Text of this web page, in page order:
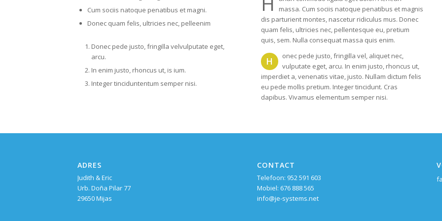
Cum sociis natoque penatibus et magni.
Donec quam felis, ultricies nec, pelleenim
Donec pede justo, fringilla velvulputate eget,
arcu.
In enim justo, rhoncus ut, is ium.
Integer tinciduntentum semper nisi.
massa. Cum sociis natoque penatibus et magnis
dis parturient montes, nascetur ridiculus mus. Donec
quam felis, ultricies nec, pellentesque eu, pretium
quis, sem. Nulla consequat massa quis enim.
H
onec pede justo, fringilla vel, aliquet nec,
vulputate eget, arcu. In enim justo, rhoncus ut,
imperdiet a, venenatis vitae, justo. Nullam dictum felis
eu pede mollis pretium. Integer tincidunt. Cras
dapibus. Vivamus elementum semper nisi.
ADRES
Judith & Eric
Urb. Doña Pilar 77
29650 Mijas
CONTACT
Telefoon: 952 591 603
Mobiel: 676 888 565
info@je-systems.net